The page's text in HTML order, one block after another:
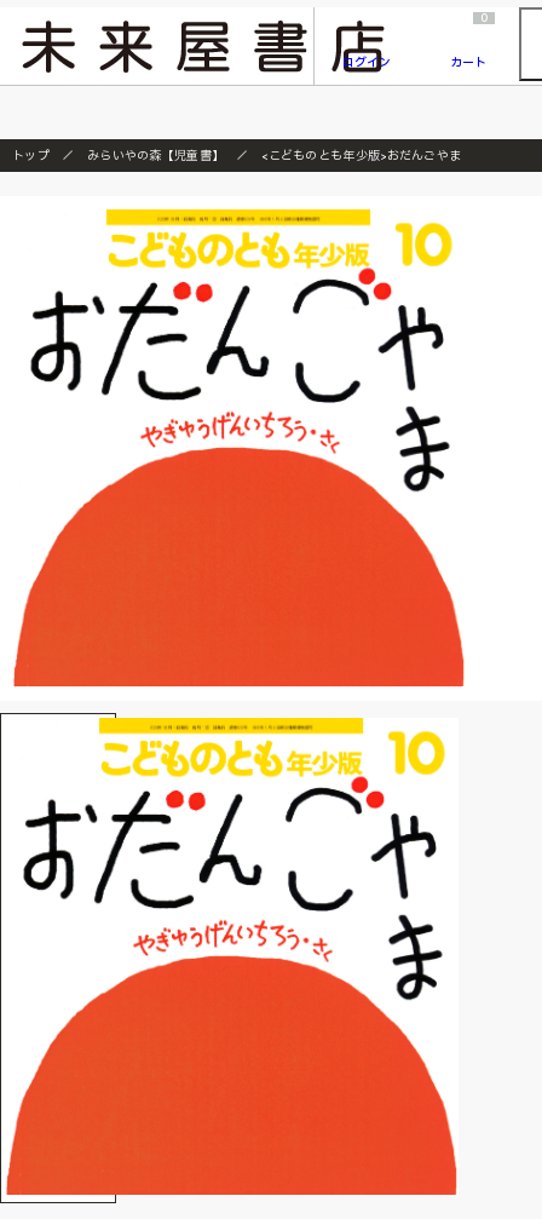
『ONE PIECE magazine 021 ONE PIECEカード付き同梱版』発売延期のご案内
ログイン
0
カート
トップ みらいやの森【児童書】 <こどものとも年少版>おだんごやま